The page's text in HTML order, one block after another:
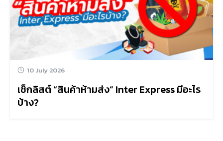
10 July 2026
เช็กลิสต์ “สินค้าห้ามส่ง” Inter Express มีอะไร
บ้าง?